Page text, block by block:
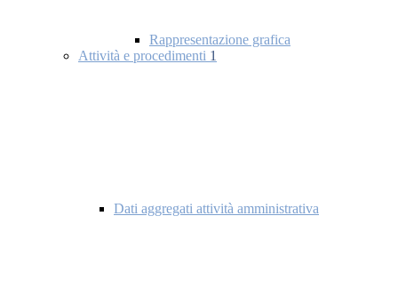
Rappresentazione grafica
Attività e procedimenti 1
Dati aggregati attività amministrativa